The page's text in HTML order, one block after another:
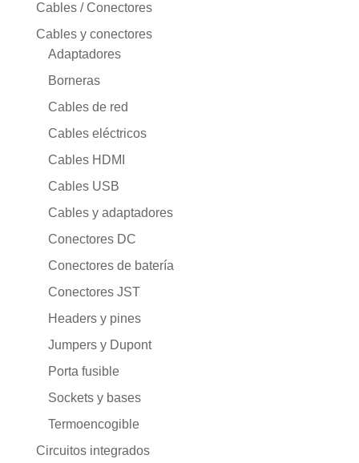
Cables / Conectores
Cables y conectores
Adaptadores
Borneras
Cables de red
Cables eléctricos
Cables HDMI
Cables USB
Cables y adaptadores
Conectores DC
Conectores de batería
Conectores JST
Headers y pines
Jumpers y Dupont
Porta fusible
Sockets y bases
Termoencogible
Circuitos integrados